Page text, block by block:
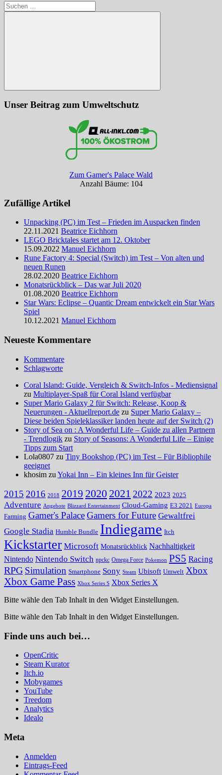
Suchen
nach:
Suchen
Unser Beitrag zum Umweltschutz
Zum Gamer's Palace Wald
Anzahl Bäume: 104
Zufällige Artikel
Unpacking (PC) im Test – Frieden im Auspacken finden
22.11.2021 Beatrice Eichhorn
LEGO Bricktales startet am 12. Oktober
15.09.2022 Manuel Eichhorn
Rune Factory 4: Special (Switch) im Test – Von alten und
neuen Runen
28.02.2020 Beatrice Eichhorn
Monatsrückblick – Das war Juli 2020
01.08.2020 Beatrice Eichhorn
Star Wars: Eclipse – Quantic Dream entwickelt ein Star Wars
Spiel
10.12.2021 Manuel Eichhorn
Neueste Kommentare
Kommentare
Schlagworte
Coral Island: Guide, Vergleich & Switch-Infos - Mediensignal
zu Multiplayer-Spaß für Coral Island verfügbar
Super Mario Galaxy 2 für Switch: Release, Koop &
Neuerungen - Aktuellreport.de zu Super Mario Galaxy –
Diese beiden Spieleklassiker landen heute auf der Switch (2)
Story of Sea on : A Wonderful Life – Guide zu allen Partnern
- Trendlogik zu Story of Seasons: A Wonderful Life – Einige
Tipps zum Start
Lola0807 zu Tiny Bookshop (PC) im Test – Für Bibliophile
geeignet
khosim zu Yokai Inn – Ein kleines Inn für Geister
2015 2016 2018 2019 2020 2021 2022 2023 2025
Adventure Angebote Blizzard Entertainment Cloud-Gaming E3 2021 Europa
Farming Gamer's PalaceGamers for Future Gewaltfrei
Google Stadia Humble Bundle Indiegame Itch
Kickstarter Microsoft Monatsrückblick Nachhaltigkeit
Nintendo Nintendo Switch npckc Omega Force Pokemon PS5 Racing
RPG Simulation Smartphone Sony Steam Ubisoft Umwelt Xbox
Xbox Game Pass Xbox Series S Xbox Series X
Bitte wähle den Tab Inhalt in den Widget Einstellungen.
Bitte wähle den Tab Inhalt in den Widget Einstellungen.
Finde uns auch bei…
OpenCritic
Steam Kurator
Itch.io
Mobygames
YouTube
Treedom
Analytics
Idealo
Meta
Anmelden
Eintrags-Feed